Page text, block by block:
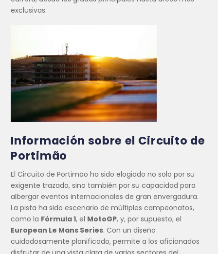
exclusivas.
Información sobre el Circuito de
Portimão
El Circuito de Portimão ha sido elogiado no solo por su
exigente trazado, sino también por su capacidad para
albergar eventos internacionales de gran envergadura.
La pista ha sido escenario de múltiples campeonatos,
como la Fórmula 1, el MotoGP, y, por supuesto, el
European Le Mans Series. Con un diseño
cuidadosamente planificado, permite a los aficionados